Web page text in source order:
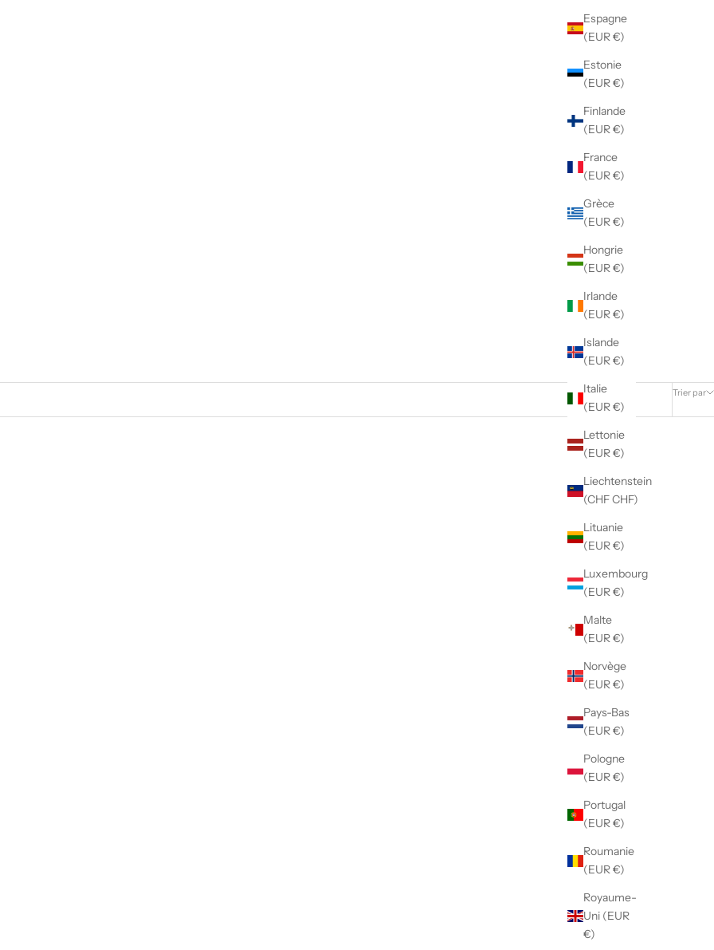
Espagne
(EUR €)
Estonie
(EUR €)
Finlande
(EUR €)
France
(EUR €)
Grèce
(EUR €)
Hongrie
(EUR €)
Irlande
(EUR €)
Islande
(EUR €)
Italie
(EUR €)
Lettonie
(EUR €)
Liechtenstein
(CHF CHF)
Lituanie
(EUR €)
Luxembourg
(EUR €)
Malte
(EUR €)
Norvège
(EUR €)
Pays-Bas
(EUR €)
Pologne
(EUR €)
Portugal
(EUR €)
Roumanie
(EUR €)
Royaume-
Uni (EUR
€)
Trier par
COUVERTURE EN MOUSSELINE
A PARTIR DE €15,00
SATIN BLEU
SATIN ROSE
SATIN BEIGE